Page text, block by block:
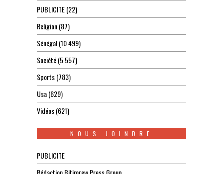
PUBLICITE(22)
Religion(87)
Sénégal(10 499)
Société(5 557)
Sports(783)
Usa(629)
Vidéos(621)
NOUS JOINDRE
PUBLICITE